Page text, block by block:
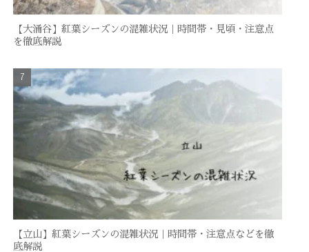
【大涌谷】紅葉シーズンの混雑状況｜時間帯・見頃・注意点
を徹底解説
【立山】紅葉シーズンの混雑状況｜時間帯・注意点などを徹
底解説